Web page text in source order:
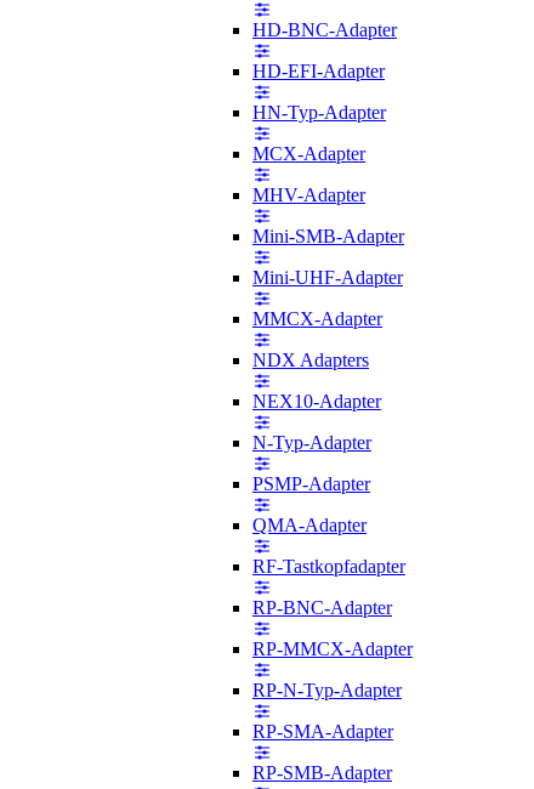
HD-BNC-Adapter
HD-EFI-Adapter
HN-Typ-Adapter
MCX-Adapter
MHV-Adapter
Mini-SMB-Adapter
Mini-UHF-Adapter
MMCX-Adapter
NDX Adapters
NEX10-Adapter
N-Typ-Adapter
PSMP-Adapter
QMA-Adapter
RF-Tastkopfadapter
RP-BNC-Adapter
RP-MMCX-Adapter
RP-N-Typ-Adapter
RP-SMA-Adapter
RP-SMB-Adapter